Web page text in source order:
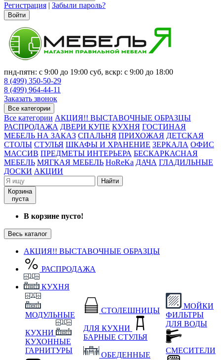
Регистрация | Забыли пароль?
Войти
пнд-пятн: с 9:00 до 19:00 суб, вскр: с 9:00 до 18:00
8 (499) 350-50-29
8 (499) 964-44-11
Заказать звонок
Все категории
Все категории АКЦИЯ!! ВЫСТАВОЧНЫЕ ОБРАЗЦЫ
РАСПРОДАЖА ДВЕРИ КУПЕ КУХНЯ ГОСТИНАЯ
МЕБЕЛЬ НА ЗАКАЗ СПАЛЬНЯ ПРИХОЖАЯ ДЕТСКАЯ
СТОЛЫ СТУЛЬЯ ШКАФЫ И ХРАНЕНИЕ ЗЕРКАЛА ОФИС
МАССИВ ПРЕДМЕТЫ ИНТЕРЬЕРА БЕСКАРКАСНАЯ
МЕБЕЛЬ МЯГКАЯ МЕБЕЛЬ HoReKa ДАЧА ГЛАДИЛЬНЫЕ
ДОСКИ АКЦИИ
Найти
Корзина
пуста
В корзине пусто!
Весь каталог
АКЦИЯ!! ВЫСТАВОЧНЫЕ ОБРАЗЦЫ
РАСПРОДАЖА
КУХНЯ
МОДУЛЬНЫЕ
КУХНИ
КУХОННЫЕ
ГАРНИТУРЫ
СТОЛЕШНИЦЫ
ДЛЯ КУХНИ
БАРНЫЕ СТУЛЬЯ
ОБЕДЕННЫЕ
МОЙКИ
ФИЛЬТРЫ
ДЛЯ ВОДЫ
СМЕСИТЕЛИ